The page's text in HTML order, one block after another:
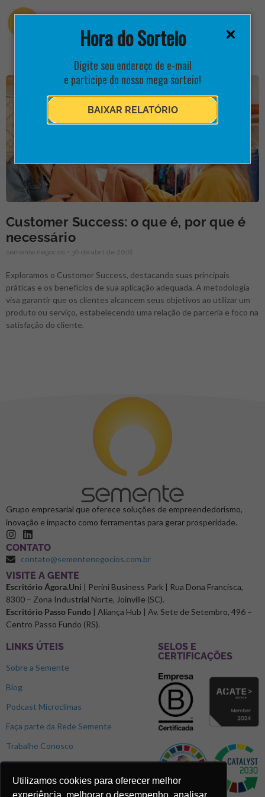
Hora do Sorteio
Digite seu endereço de e-mail
e participe do nosso mega sorteio!
BAIXAR RELATÓRIO
Utilizamos cookies para oferecer melhor
Customer Success: o que é, por que é
necessário
semente negócios 30 de abril de 2018
Exploramos o Customer Success, destacando suas principais
práticas e os benefícios de sua aplicação adequada. A metodologia
visa garantir que os clientes alcancem seus objetivos ao utilizar um
produto ou serviço, estabelecendo uma relação de parceria e foco na
satisfação do cliente.
Grupo empresarial que oferece soluções de empreendedorismo,
inovação e impacto como ferramentas para gerar prosperidade.
CONTATO
contato@sementenegocios.com.br
⁠VISITE A GENTE
Escritório Ágora.Uni | Perini Business Park | Rua Dona Francisca,
8300 – Zona Industrial Norte, Joinville (SC).
Escritório Passo Fundo | Aliança Hub | Av. Sete de Setembro, 496 –
Centro Passo Fundo (RS).
LINKS ÚTEIS
Sobre a Semente
Blog
Podcast Microclimas
Faça parte da Rede Semente
Trabalhe Conosco
SELOS E
CERTIFICAÇÕES